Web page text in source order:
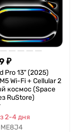
₽
Pro 13" (2025)
Wi-Fi + Cellular 2
космос (Space
RuStore)
2-4 дня
ME8J4